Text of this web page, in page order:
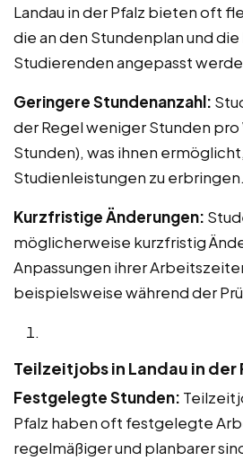
Landau in der Pfalz bieten oft
die an den Stundenplan und
Studierenden angepasst
Geringere Stundenanzahl:
der Regel weniger Stunden
Stunden), was ihnen
Studienleistungen zu erbringen.
Kurzfristige Änderungen:
möglicherweise kurzfristig
Anpassungen ihrer
beispielsweise während der
Teilzeitjobs in Landau in der
Festgelegte Stunden:
Pfalz haben oft festgelegte
regelmäßiger und planbarer